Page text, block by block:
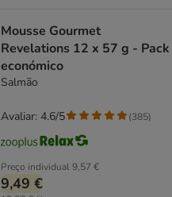
Mousse Gourmet
Revelations 12 x 57 g - Pack
económico
Salmão
Preço individual9,57 €
9,49 €
Avaliar: 4.6/5 (385)